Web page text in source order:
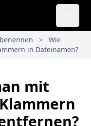
>
Wie
in Dateinamen?
mit